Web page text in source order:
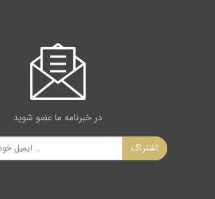
در خبرنامه ما عضو شوید
اشتراک